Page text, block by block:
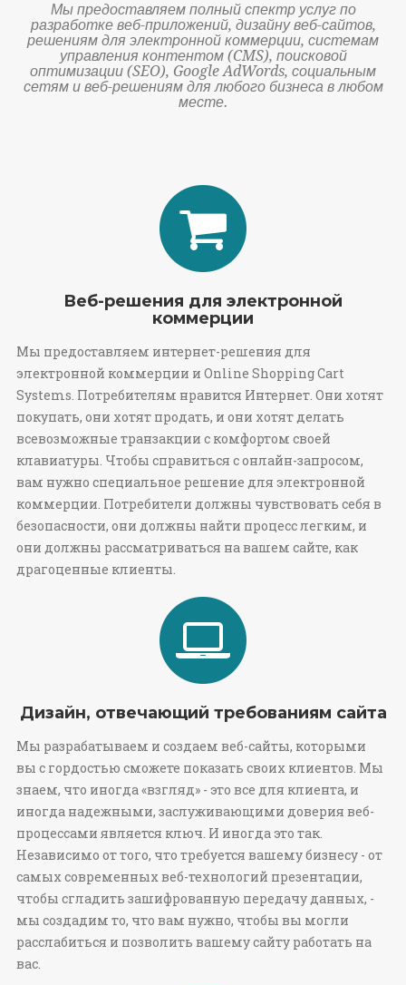
Мы предоставляем полный спектр услуг по
разработке веб-приложений, дизайну веб-сайтов,
решениям для электронной коммерции, системам
управления контентом (CMS), поисковой
оптимизации (SEO), Google AdWords, социальным
сетям и веб-решениям для любого бизнеса в любом
месте.
Веб-решения для электронной
коммерции
Мы предоставляем интернет-решения для
электронной коммерции и Online Shopping Cart
Systems. Потребителям нравится Интернет. Они хотят
покупать, они хотят продать, и они хотят делать
всевозможные транзакции с комфортом своей
клавиатуры. Чтобы справиться с онлайн-запросом,
вам нужно специальное решение для электронной
коммерции. Потребители должны чувствовать себя в
безопасности, они должны найти процесс легким, и
они должны рассматриваться на вашем сайте, как
драгоценные клиенты.
Дизайн, отвечающий требованиям сайта
Мы разрабатываем и создаем веб-сайты, которыми
вы с гордостью сможете показать своих клиентов. Мы
знаем, что иногда «взгляд» - это все для клиента, и
иногда надежными, заслуживающими доверия веб-
процессами является ключ. И иногда это так.
Независимо от того, что требуется вашему бизнесу - от
самых современных веб-технологий презентации,
чтобы сгладить зашифрованную передачу данных, -
мы создадим то, что вам нужно, чтобы вы могли
расслабиться и позволить вашему сайту работать на
вас.